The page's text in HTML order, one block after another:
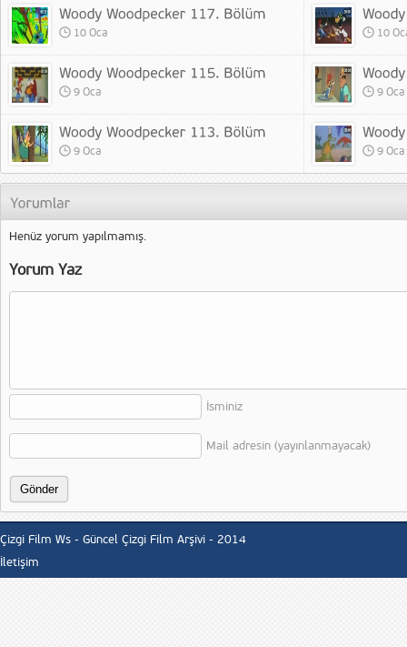
10 Oca 10
9 Oca 9 Oca
9 Oca 9 Oca
Henüz yorum yapılmamış.
Yorum Yaz
İsminiz
Mail adresin (yayınlanmayacak)
Çizgi Film Ws - Güncel Çizgi Film Arşivi - 2014
İletişim